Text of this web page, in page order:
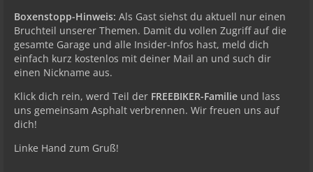
Boxenstopp-Hinweis: Als Gast siehst du aktuell nur einen
Bruchteil unserer Themen. Damit du vollen Zugriff auf die
gesamte Garage und alle Insider-Infos hast, meld dich
einfach kurz kostenlos mit deiner Mail an und such dir
einen Nickname aus.
Klick dich rein, werd Teil der FREEBIKER-Familie und lass
uns gemeinsam Asphalt verbrennen. Wir freuen uns auf
dich!
Linke Hand zum Gruß!